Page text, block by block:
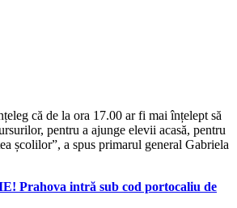
că de la ora 17.00 ar fi mai înțelept să
pentru a ajunge elevii acasă, pentru
școlilor”, a spus primarul general Gabriela
Prahova intră sub cod portocaliu de